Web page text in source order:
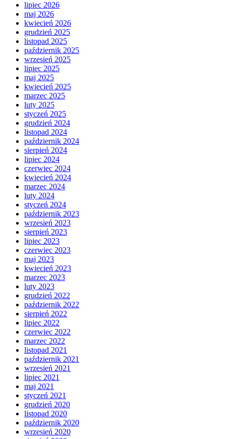
lipiec 2026
maj 2026
kwiecień 2026
grudzień 2025
listopad 2025
październik 2025
wrzesień 2025
lipiec 2025
maj 2025
kwiecień 2025
marzec 2025
luty 2025
styczeń 2025
grudzień 2024
listopad 2024
październik 2024
sierpień 2024
lipiec 2024
czerwiec 2024
kwiecień 2024
marzec 2024
luty 2024
styczeń 2024
październik 2023
wrzesień 2023
sierpień 2023
lipiec 2023
czerwiec 2023
maj 2023
kwiecień 2023
marzec 2023
luty 2023
grudzień 2022
październik 2022
sierpień 2022
lipiec 2022
czerwiec 2022
marzec 2022
listopad 2021
październik 2021
wrzesień 2021
lipiec 2021
maj 2021
styczeń 2021
grudzień 2020
listopad 2020
październik 2020
wrzesień 2020